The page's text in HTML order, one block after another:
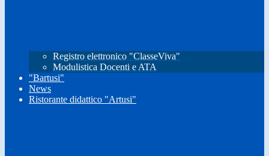
Registro elettronico "ClasseViva"
Modulistica Docenti e ATA
"Bartusi"
News
Ristorante didattico "Artusi"